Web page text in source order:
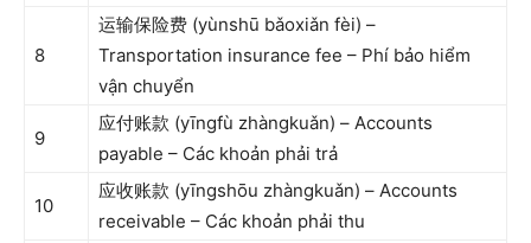
8
运输保险费 (yùnshū bǎoxiǎn fèi) –
Transportation insurance fee – Phí bảo hiểm
vận chuyển
9
应付账款 (yīngfù zhàngkuǎn) – Accounts
payable – Các khoản phải trả
10
应收账款 (yīngshōu zhàngkuǎn) – Accounts
receivable – Các khoản phải thu